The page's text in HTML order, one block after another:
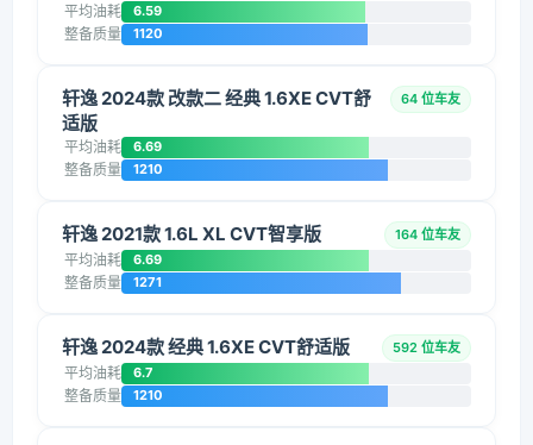
平均油耗 6.59
整备质量 1120
轩逸 2024款 改款二 经典 1.6XE CVT舒
适版
64 位车友
平均油耗 6.69
整备质量 1210
轩逸 2021款 1.6L XL CVT智享版 164 位车友
平均油耗 6.69
整备质量 1271
轩逸 2024款 经典 1.6XE CVT舒适版 592 位车友
平均油耗 6.7
整备质量 1210